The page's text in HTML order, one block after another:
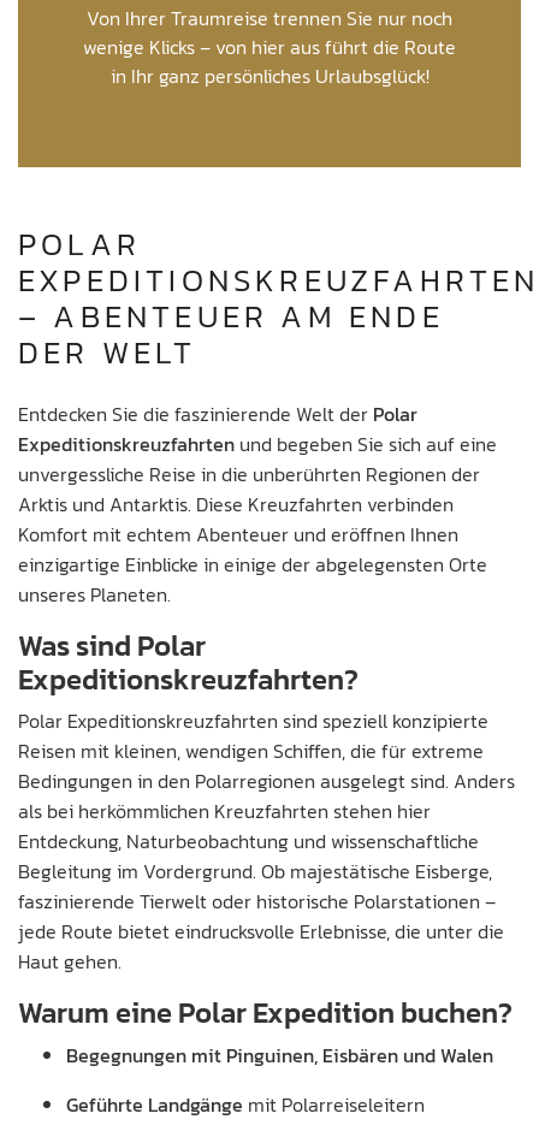
Von Ihrer Traumreise trennen Sie nur noch
wenige Klicks – von hier aus führt die Route
in Ihr ganz persönliches Urlaubsglück!
POLAR
EXPEDITIONSKREUZFAHRTEN
– ABENTEUER AM ENDE
DER WELT
Entdecken Sie die faszinierende Welt der Polar
Expeditionskreuzfahrten und begeben Sie sich auf eine
unvergessliche Reise in die unberührten Regionen der
Arktis und Antarktis. Diese Kreuzfahrten verbinden
Komfort mit echtem Abenteuer und eröffnen Ihnen
einzigartige Einblicke in einige der abgelegensten Orte
unseres Planeten.
Was sind Polar
Expeditionskreuzfahrten?
Polar Expeditionskreuzfahrten sind speziell konzipierte
Reisen mit kleinen, wendigen Schiffen, die für extreme
Bedingungen in den Polarregionen ausgelegt sind. Anders
als bei herkömmlichen Kreuzfahrten stehen hier
Entdeckung, Naturbeobachtung und wissenschaftliche
Begleitung im Vordergrund. Ob majestätische Eisberge,
faszinierende Tierwelt oder historische Polarstationen –
jede Route bietet eindrucksvolle Erlebnisse, die unter die
Haut gehen.
Warum eine Polar Expedition buchen?
Begegnungen mit Pinguinen, Eisbären und Walen
Geführte Landgänge mit Polarreiseleitern